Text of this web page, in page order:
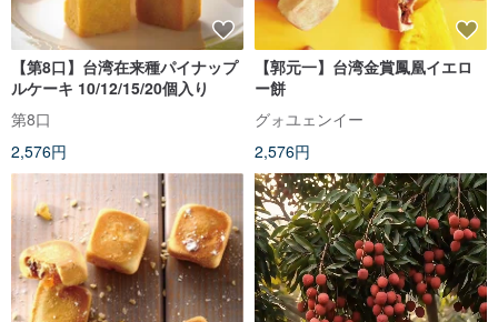
【第8口】台湾在来種パイナップ
ルケーキ 10/12/15/20個入り
第8口
2,576円
【郭元一】台湾金賞鳳凰イエロ
ー餅
グォユェンイー
2,576円